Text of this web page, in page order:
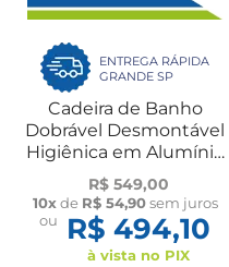
ENTREGA RÁPIDA
GRANDE SP
Cadeira de Banho
Dobrável Desmontável
Higiênica em Alumínio
Idoso B5A Ortomobil
R$ 549,00
10xde R$ 54,90sem juros
ou
R$ 494,10
à vista no PIX